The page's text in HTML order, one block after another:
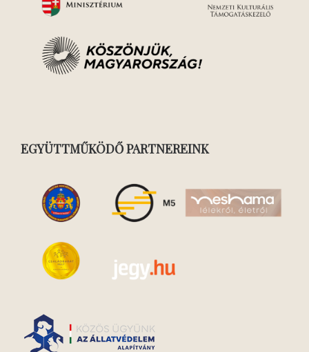
EGYÜTTMŰKÖDŐ PARTNEREINK